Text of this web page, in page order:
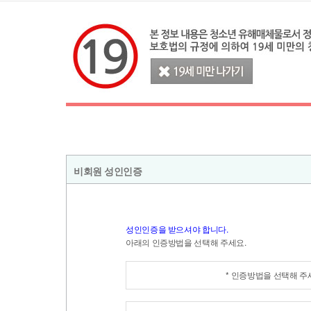
비회원 성인인증
성인인증을 받으셔야 합니다.
아래의 인증방법을 선택해 주세요.
* 인증방법을 선택해